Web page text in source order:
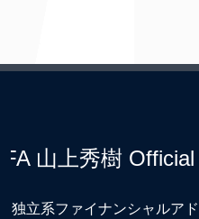
山上秀樹
独立系ファイナンシャルア